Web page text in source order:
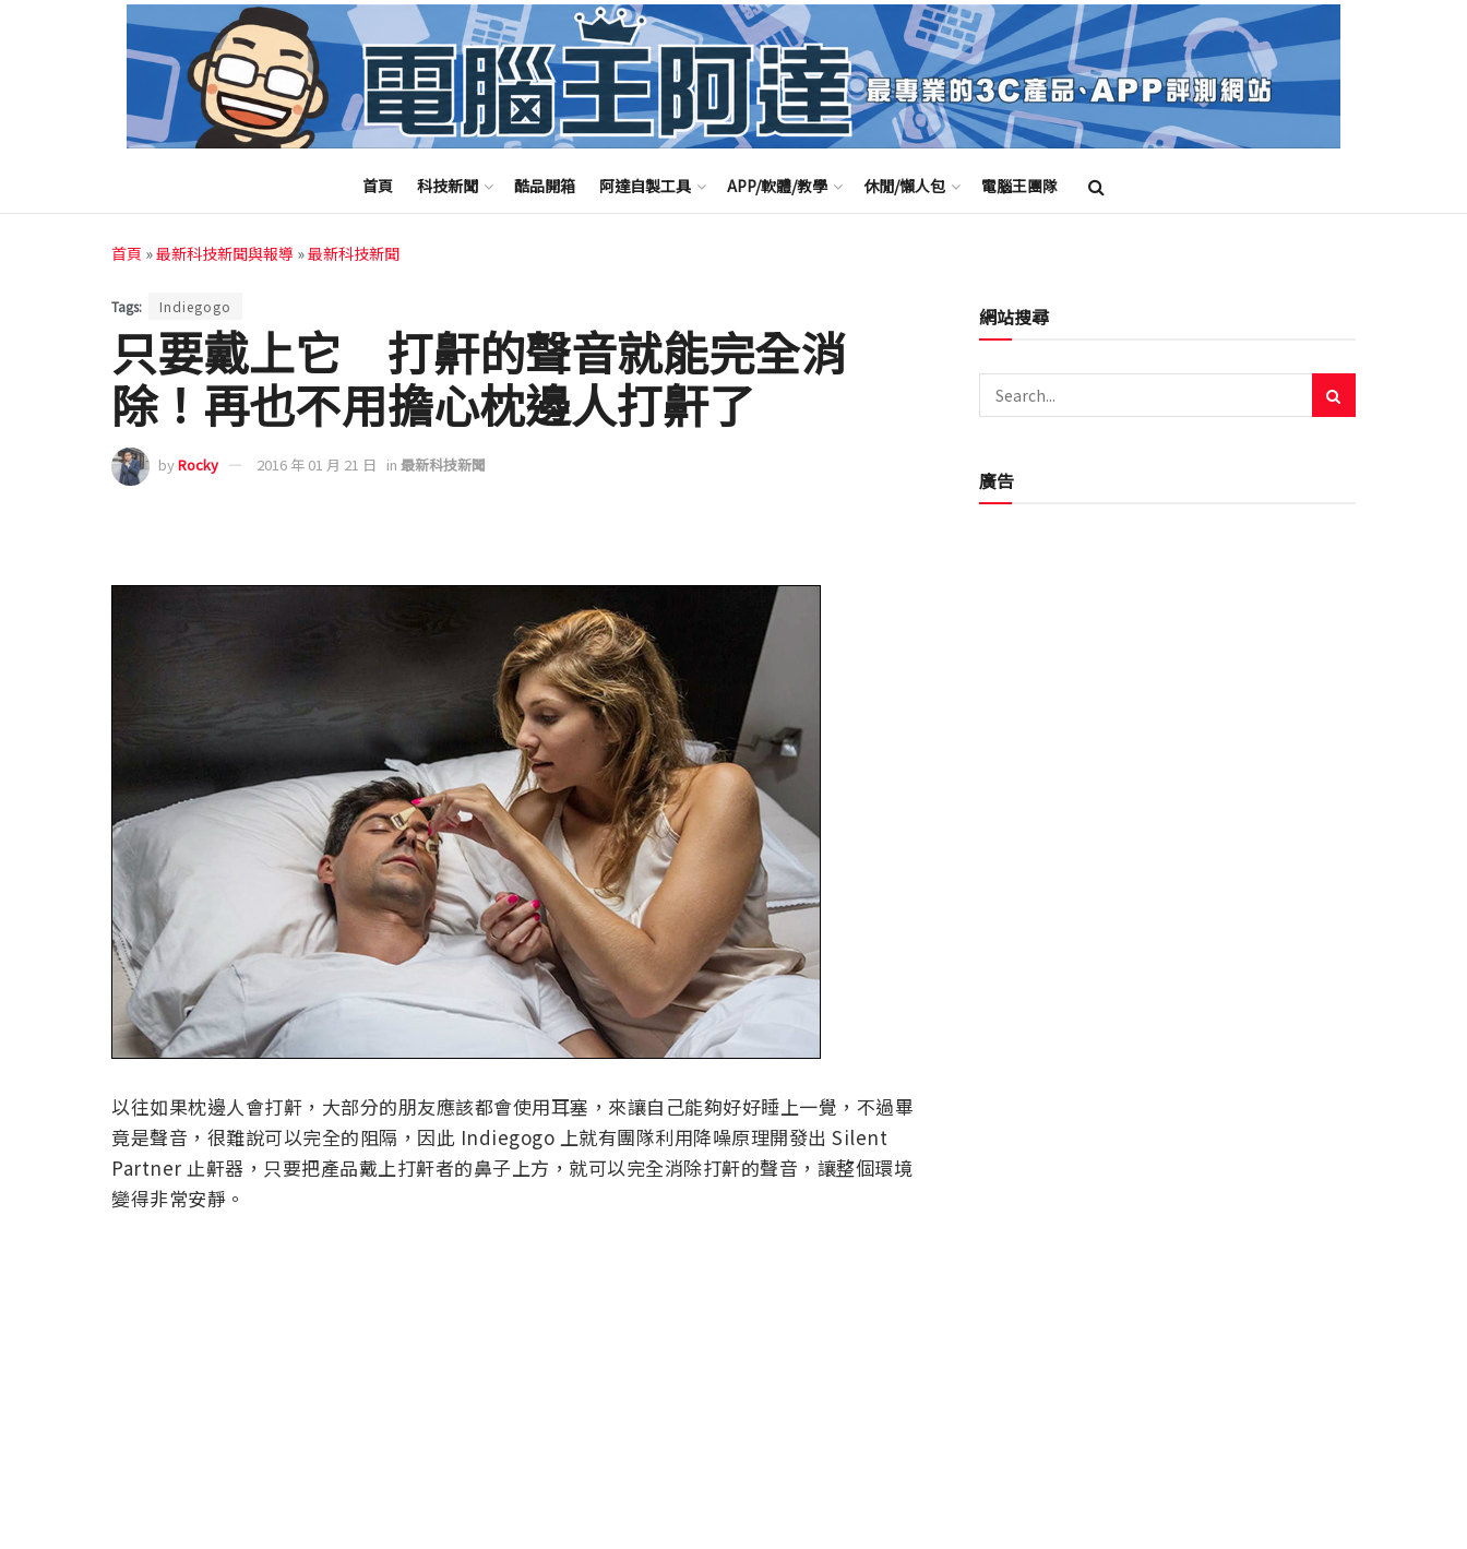
首頁 科技新聞 酷品開箱 阿達自製工具 APP/軟體/教學 休閒/懶人包 電腦王團隊
首頁 »最新科技新聞與報導 »最新科技新聞
Tags: Indiegogo
只要戴上它 打鼾的聲音就能完全消
除！再也不用擔心枕邊人打鼾了
byRocky 2016 年 01 月 21 日 in 最新科技新聞
以往如果枕邊人會打鼾，大部分的朋友應該都會使用耳塞，來讓自己能夠好好睡上一覺，不過畢
竟是聲音，很難說可以完全的阻隔，因此 Indiegogo 上就有團隊利用降噪原理開發出 Silent
Partner 止鼾器，只要把產品戴上打鼾者的鼻子上方，就可以完全消除打鼾的聲音，讓整個環境
變得非常安靜。
網站搜尋
廣告